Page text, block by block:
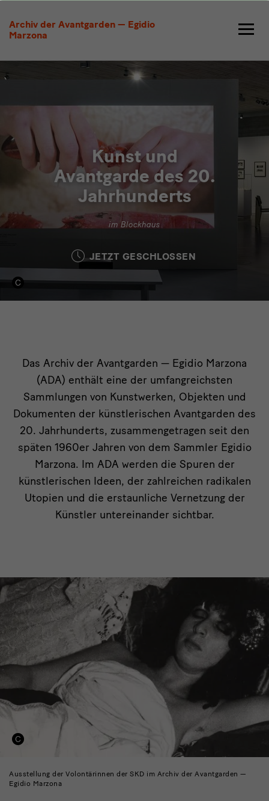
Archiv der Avantgarden — Egidio
Marzona
der
Avantgarden
—
Marzona
Kunst und
Avantgarde des 20.
Jahrhunderts
im Blockhaus
JETZT GESCHLOSSEN
Archiv
der
Avantgarden
—
Egidio
Marzona
(ADA)
Das Archiv der Avantgarden — Egidio Marzona
(ADA) enthält eine der umfangreichsten
Sammlungen von Kunstwerken, Objekten und
Dokumenten der künstlerischen Avantgarden des
20. Jahrhunderts, zusammengetragen seit den
späten 1960er Jahren von dem Sammler Egidio
Marzona. Im ADA werden die Spuren der
künstlerischen Ideen, der zahlreichen radikalen
Utopien und die erstaunliche Vernetzung der
Künstler untereinander sichtbar.
Ausstellung der Volontärinnen der SKD im Archiv der Avantgarden —
Egidio Marzona